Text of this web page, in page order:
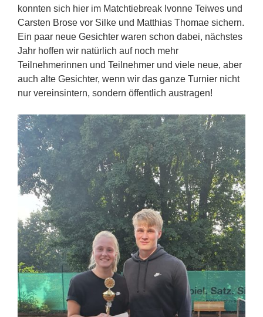
konnten sich hier im Matchtiebreak Ivonne Teiwes und
Carsten Brose vor Silke und Matthias Thomae sichern.
Ein paar neue Gesichter waren schon dabei, nächstes
Jahr hoffen wir natürlich auf noch mehr
Teilnehmerinnen und Teilnehmer und viele neue, aber
auch alte Gesichter, wenn wir das ganze Turnier nicht
nur vereinsintern, sondern öffentlich austragen!